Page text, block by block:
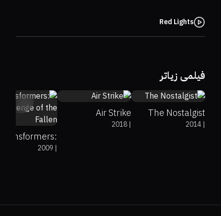
Red Lights
فیلمی زیاتر
The Nostalgist
|
2014
Air Strike
|
2018
6
20%
Transformers:
of the|
2009